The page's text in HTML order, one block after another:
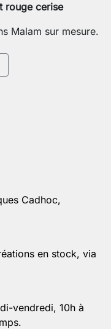
rouge cerise
Malam sur mesure.
Cadhoc,
en stock, via
vendredi, 10h à